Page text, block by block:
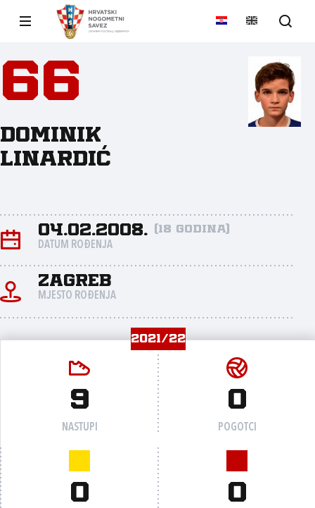
66
Dominik
Linardić
04.02.2008. (18 godina)
DATUM ROĐENJA
Zagreb
MJESTO ROĐENJA
2021/22
9
NASTUPI
0
POGOTCI
0 0